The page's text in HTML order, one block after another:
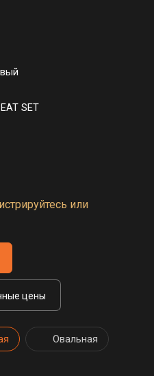
SET
или
цены
Овальная